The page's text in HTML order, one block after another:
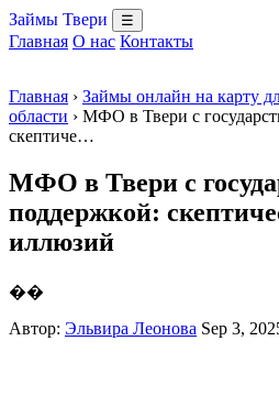
Займы Твери ☰
Главная О нас Контакты
Главная › Займы онлайн на карту
области › МФО в Твери с
скептиче…
МФО в Твери с
поддержкой:
иллюзий
��
Автор: Эльвира Леонова Sep 3,